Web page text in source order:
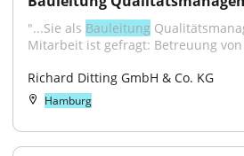
"...Sie als Bauleitung
Mitarbeit ist gefragt: Betreuung
Richard Ditting GmbH & Co. KG
Hamburg